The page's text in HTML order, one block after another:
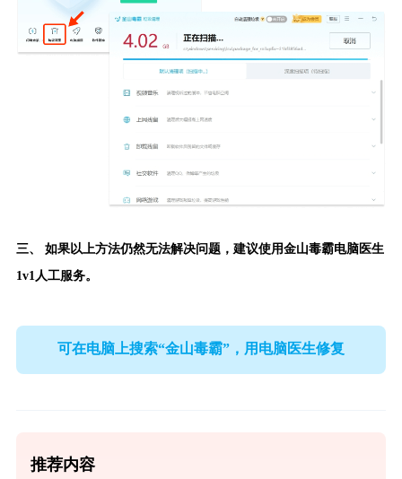
三、 如果以上方法仍然无法解决问题，建议使用金山毒霸电脑医生
1v1人工服务。
可在电脑上搜索“金山毒霸”，用电脑医生修复
推荐内容